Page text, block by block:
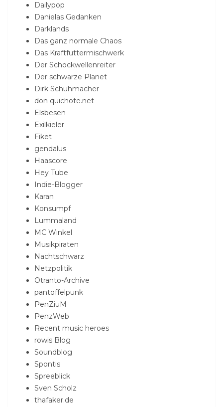
Dailypop
Danielas Gedanken
Darklands
Das ganz normale Chaos
Das Kraftfuttermischwerk
Der Schockwellenreiter
Der schwarze Planet
Dirk Schuhmacher
don quichote.net
Elsbesen
Exilkieler
Fiket
gendalus
Haascore
Hey Tube
Indie-Blogger
Karan
Konsumpf
Lummaland
MC Winkel
Musikpiraten
Nachtschwarz
Netzpolitik
Otranto-Archive
pantoffelpunk
PenZiuM
PenzWeb
Recent music heroes
rowis Blog
Soundblog
Spontis
Spreeblick
Sven Scholz
thafaker.de